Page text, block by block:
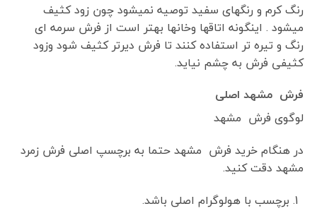
رنگ کرم و رنگهای سفید توصیه نمیشود چون زود کثیف
میشود . اینگونه اتاقها وخانها بهتر است از فرش سرمه ای
رنگ و تیره تر استفاده کنند تا فرش دیرتر کثیف شود وزود
کثیفی فرش به چشم نیاید.
فرش مشهد اصلی
لوگوی فرش مشهد
در هنگام خرید فرش مشهد حتما به برچسپ اصلی فرش زمرد
مشهد دقت کنید.
برچسب با هولوگرام اصلی باشد.